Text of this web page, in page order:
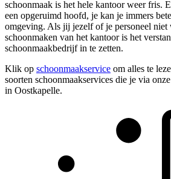
schoonmaak is het hele kantoor weer fris.
een opgeruimd hoofd, je kan je immers
omgeving. Als jij jezelf of je personeel
schoonmaken van het kantoor is het
schoonmaakbedrijf in te zetten.
Klik op schoonmaakservice om alles te
soorten schoonmaakservices die je via
in Oostkapelle.